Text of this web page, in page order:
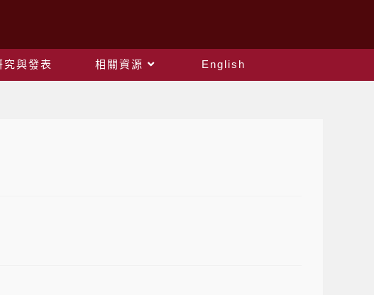
究與發表 相關資源 English